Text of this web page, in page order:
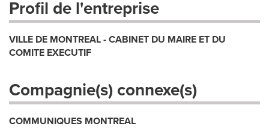
Profil de l'entreprise
VILLE DE MONTREAL - CABINET DU MAIRE ET DU
COMITE EXECUTIF
Compagnie(s) connexe(s)
COMMUNIQUES MONTREAL